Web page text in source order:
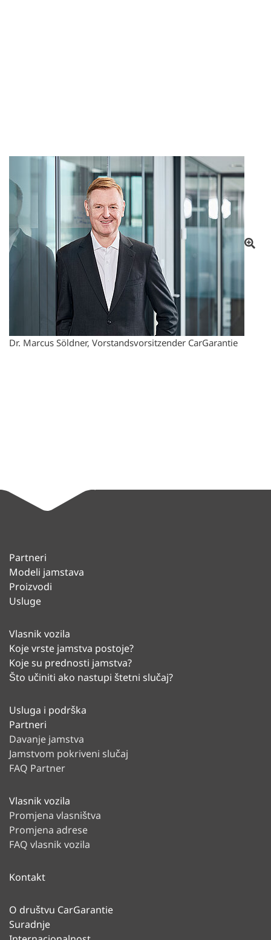
Dr. Marcus Söldner, Vorstandsvorsitzender CarGarantie
Partneri
Modeli jamstava
Proizvodi
Usluge
Vlasnik vozila
Koje vrste jamstva postoje?
Koje su prednosti jamstva?
Što učiniti ako nastupi štetni slučaj?
Usluga i podrška
Partneri
Davanje jamstva
Jamstvom pokriveni slučaj
FAQ Partner
Vlasnik vozila
Promjena vlasništva
Promjena adrese
FAQ vlasnik vozila
Kontakt
O društvu CarGarantie
Suradnje